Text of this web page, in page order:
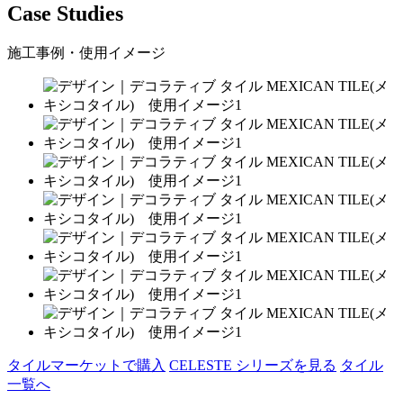
Case Studies
施工事例・使用イメージ
タイルマーケットで購入 CELESTE シリーズを見る タイル
一覧へ